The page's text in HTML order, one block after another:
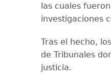
las cuales
investigaciones
Tras el hecho,
de Tribunales
justicia.